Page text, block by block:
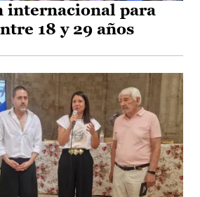
internacional para
18 y 29 años